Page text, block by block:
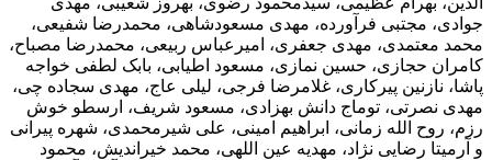
جوادی، مجتبی فرآورده، مهدی مسعودشاهی، محمدرضا شفیعی،
محمد معتمدی، مهدی جعفری، امیرعباس ربیعی، محمدرضا مصباح،
کامران حجازی، حسین نمازی، مسعود اطیابی، بابک لطفی خواجه
پاشا، نازنین پیرکاری، غلامرضا فرجی، لیلی عاج، مهدی سجاده چی،
مهدی نصرتی، توماج دانش بهزادی، مسعود شریف، ارسطو خوش
رزم، روح الله زمانی، ابراهیم امینی، علی شیرمحمدی، شهره پیرانی
و آرمیتا رضایی نژاد، مهدیه عین اللهی، محمد خیراندیش، محمود